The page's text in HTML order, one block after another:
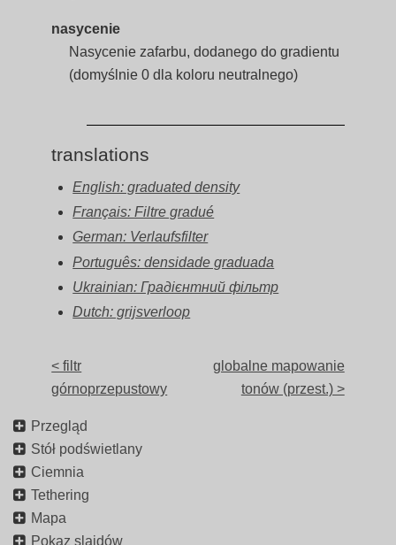
nasycenie
Nasycenie zafarbu, dodanego do gradientu
(domyślnie 0 dla koloru neutralnego)
translations
English: graduated density
Français: Filtre gradué
German: Verlaufsfilter
Português: densidade graduada
Ukrainian: Градієнтний фільтр
Dutch: grijsverloop
< filtr
górnoprzepustowy
globalne mapowanie
tonów (przest.) >
Przegląd
Stół podświetlany
Ciemnia
Tethering
Mapa
Pokaz slajdów